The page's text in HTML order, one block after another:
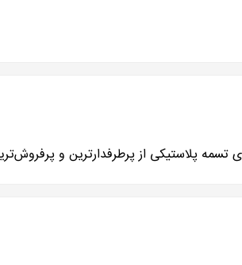
پلاستیکی از پرطرفدارترین و